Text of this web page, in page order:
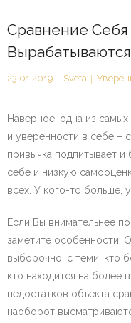
Сравнение
23.01.2019 Sveta
Наверное, одна из
и уверенности в себе –
привычка подпитывает
себе и низкую
всех. У кого-то больше,
Если Вы внимательнее
заметите особенности.
выборочно, с теми, кто
кто находится на более
недостатков объекта
наоборот